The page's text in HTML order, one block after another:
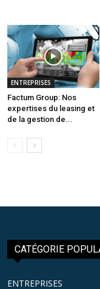
ENTREPRISES
Factum Group: Nos
expertises du leasing et
de la gestion de...
CATÉGORIE
ENTREPRISES